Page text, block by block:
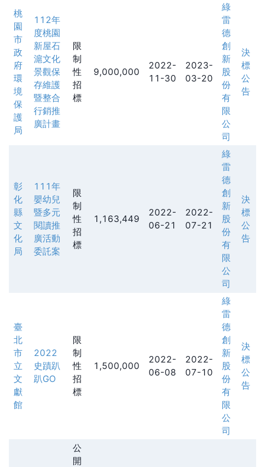
桃
園
市
政
府
環
境
保
護
局
112年
度桃園
新屋石
滬文化
景觀保
存維護
暨整合
行銷推
廣計畫
限
制
性
招
標
9,000,000
2022-
11-30
2023-
03-20
綠
雷
德
創
新
股
份
有
限
公
司
決
標
公
告
彰
化
縣
文
化
局
111年
嬰幼兒
暨多元
閱讀推
廣活動
委託案
限
制
性
招
標
1,163,449
2022-
06-21
2022-
07-21
綠
雷
德
創
新
股
份
有
限
公
司
決
標
公
告
臺
北
市
立
文
獻
館
2022
史蹟趴
趴GO
限
制
性
招
標
1,500,000
2022-
06-08
2022-
07-10
綠
雷
德
創
新
股
份
有
限
公
司
決
標
公
告
公
開